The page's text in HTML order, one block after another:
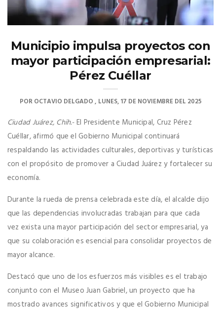
Municipio impulsa proyectos con
mayor participación empresarial:
Pérez Cuéllar
POROCTAVIO DELGADO LUNES, 17 DE NOVIEMBRE DEL 2025
Ciudad Juárez, Chih.-El Presidente Municipal, Cruz Pérez
Cuéllar, afirmó que el Gobierno Municipal continuará
respaldando las actividades culturales, deportivas y turísticas
con el propósito de promover a Ciudad Juárez y fortalecer su
economía.
Durante la rueda de prensa celebrada este día, el alcalde dijo
que las dependencias involucradas trabajan para que cada
vez exista una mayor participación del sector empresarial, ya
que su colaboración es esencial para consolidar proyectos de
mayor alcance.
Destacó que uno de los esfuerzos más visibles es el trabajo
conjunto con el Museo Juan Gabriel, un proyecto que ha
mostrado avances significativos y que el Gobierno Municipal